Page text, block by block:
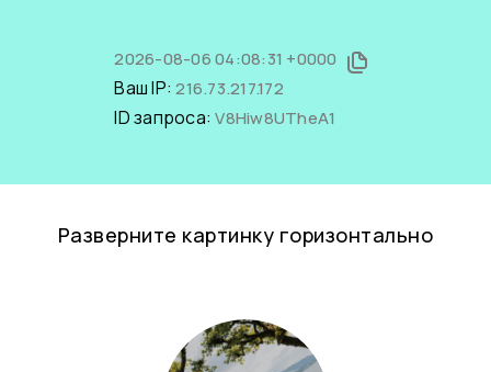
2026-08-06 04:08:31 +0000
Ваш IP:216.73.217.172
ID запроса:V8Hiw8UTheA1
Разверните картинку горизонтально